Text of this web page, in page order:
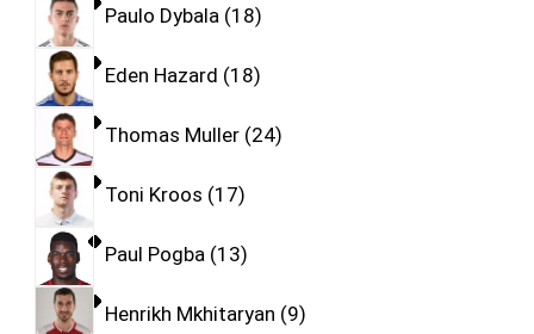
Paulo Dybala 18
Eden Hazard 18
Thomas Muller 24
Toni Kroos 17
Paul Pogba 13
Henrikh Mkhitaryan 9